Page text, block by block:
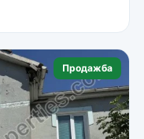
Продажба